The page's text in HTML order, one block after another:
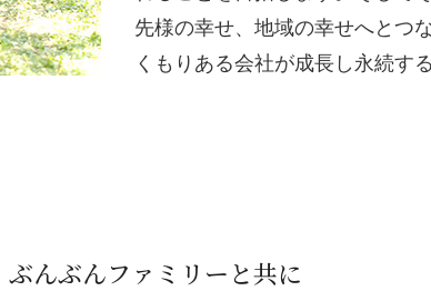
先様の幸せ、地域の幸せへとつ
くもりある会社が成長し永続す
ぶんぶんファミリーと共に